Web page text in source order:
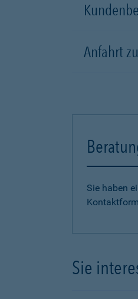
Anfahrt
Sie haben
Sie